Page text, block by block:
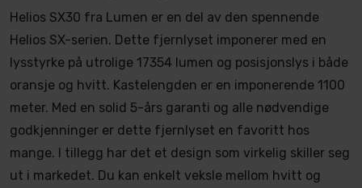
Helios SX30 fra Lumen er en del av den spennende
Helios SX-serien. Dette fjernlyset imponerer med en
lysstyrke på utrolige 17354 lumen og posisjonslys i både
oransje og hvitt. Kastelengden er en imponerende 1100
meter. Med en solid 5-års garanti og alle nødvendige
godkjenninger er dette fjernlyset en favoritt hos
mange. I tillegg har det et design som virkelig skiller seg
ut i markedet. Du kan enkelt veksle mellom hvitt og